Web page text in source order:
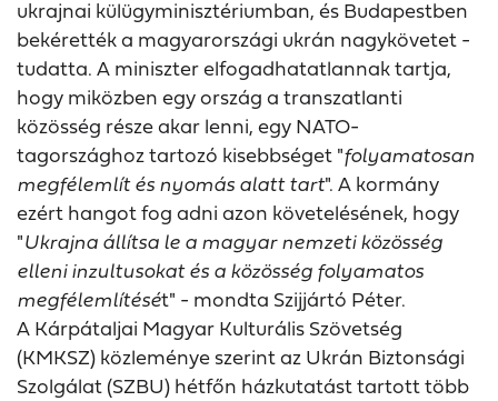
ukrajnai külügyminisztériumban, és Budapestben
bekérették a magyarországi ukrán nagykövetet -
tudatta. A miniszter elfogadhatatlannak tartja,
hogy miközben egy ország a transzatlanti
közösség része akar lenni, egy NATO-
tagországhoz tartozó kisebbséget "folyamatosan
megfélemlít és nyomás alatt tart". A kormány
ezért hangot fog adni azon követelésének, hogy
"Ukrajna állítsa le a magyar nemzeti közösség
elleni inzultusokat és a közösség folyamatos
megfélemlítését" - mondta Szijjártó Péter.
A Kárpátaljai Magyar Kulturális Szövetség
(KMKSZ) közleménye szerint az Ukrán Biztonsági
Szolgálat (SZBU) hétfőn házkutatást tartott több